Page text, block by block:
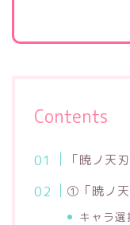
Contents
「暁ノ天
①「暁ノ
キャラ選